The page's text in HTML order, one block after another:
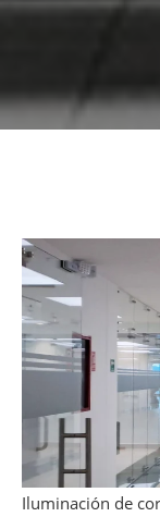
Iluminación de